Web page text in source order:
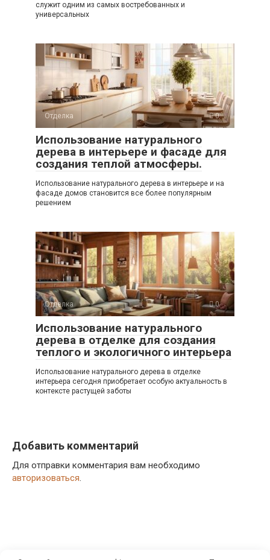
служит одним из самых востребованных и
универсальных
Отделка 0
Использование натурального
дерева в интерьере и фасаде для
создания теплой атмосферы.
Использование натурального дерева в интерьере и на
фасаде домов становится все более популярным
решением
Отделка 0
Использование натурального
дерева в отделке для создания
теплого и экологичного интерьера
Использование натурального дерева в отделке
интерьера сегодня приобретает особую актуальность в
контексте растущей заботы
Добавить комментарий
Для отправки комментария вам необходимо
авторизоваться.